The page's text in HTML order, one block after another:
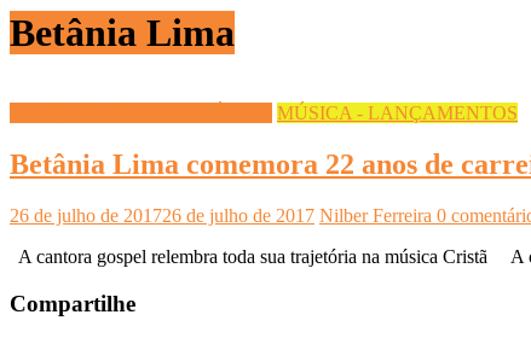
Betânia Lima
MÚSICA - LANÇAMENTOS
Betânia Lima comemora 22 anos de
26 de julho de 201726 de julho de 2017 Nilber Ferreira 0
A cantora gospel relembra toda sua trajetória na música Cristã A
Compartilhe